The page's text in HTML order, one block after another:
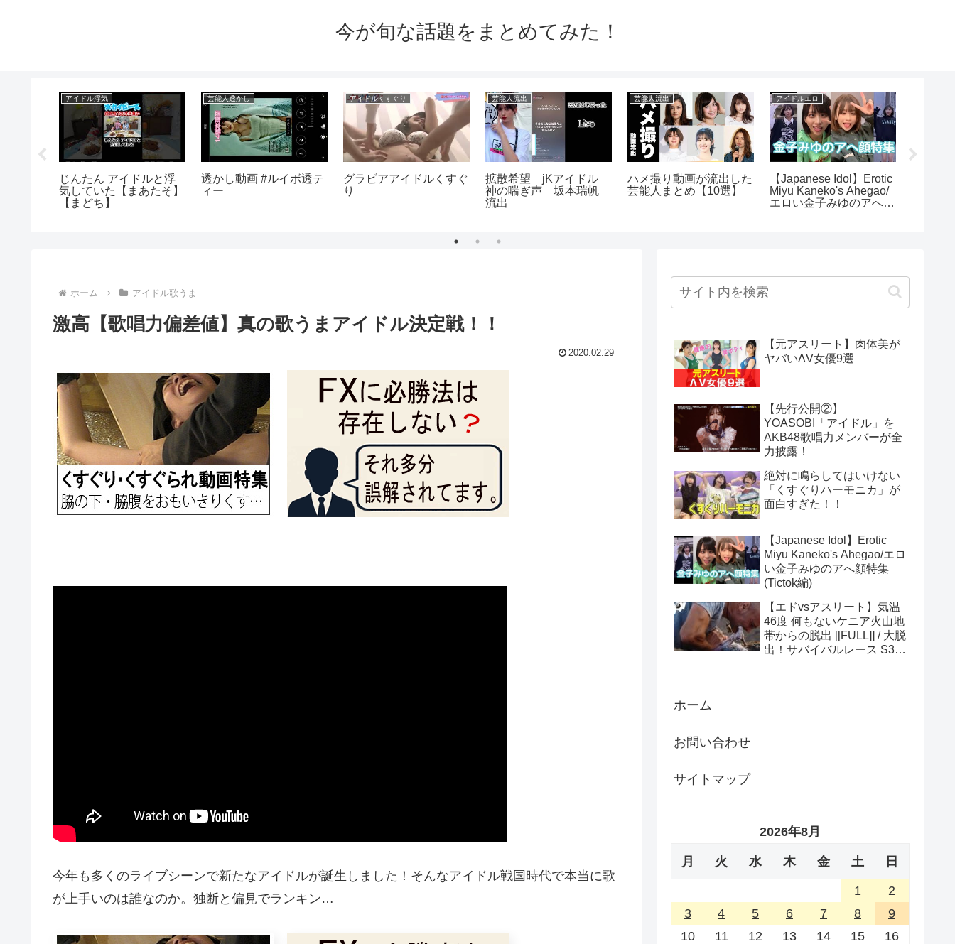
今が旬な話題をまとめてみた！
アイドル浮気
じんたん アイドルと浮
気していた【まあたそ】
【まどち】
芸能人透かし
透かし動画 #ルイボ透テ
ィー
アイドルくすぐり
グラビアアイドルくすぐ
り
芸能人流出
拡散希望 jKアイドル
神の喘ぎ声 坂本瑞帆
流出
芸能人流出
ハメ撮り動画が流出した
芸能人まとめ【10選】
アイドルエロ
【Japanese Idol】Erotic
Miyu Kaneko's Ahegao/
エロい金子みゆのアへ顔
ホーム アイドル歌うま
激高【歌唱力偏差値】真の歌うまアイドル決定戦！！
2020.02.29
今年も多くのライブシーンで新たなアイドルが誕生しました！そんなアイドル戦国時代で本当に歌
が上手いのは誰なのか。独断と偏見でランキン…
【元アスリート】肉体美が
ヤバいΛV女優9選
【先行公開②】
YOASOBI「アイドル」を
AKB48歌唱力メンバーが全
力披露！
絶対に鳴らしてはいけない
「くすぐりハーモニカ」が
面白すぎた！！
【Japanese Idol】Erotic
Miyu Kaneko's Ahegao/エロ
い金子みゆのアへ顔特集
(Tictok編)
【エドvsアスリート】気温
46度 何もないケニア火山地
帯からの脱出 [[FULL]] / 大脱
出！サバイバルレース S3
ホーム
お問い合わせ
サイトマップ
2026年8月
月 火 水 木 金 土 日
1
2
3
4 5 6 7 8
9
10
11 12 13 14 15
16